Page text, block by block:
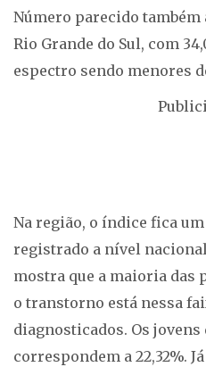
Número parecido também
Rio Grande do Sul, com
espectro sendo menores
Na região, o índice fica
registrado a nível
mostra que a maioria das
o transtorno está nessa
diagnosticados. Os jovens
correspondem a 22,32%.